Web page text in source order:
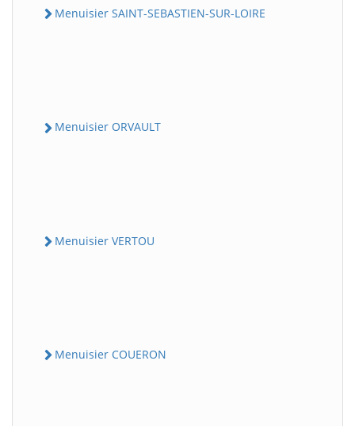
Menuisier SAINT-SEBASTIEN-SUR-LOIRE
Menuisier ORVAULT
Menuisier VERTOU
Menuisier COUERON